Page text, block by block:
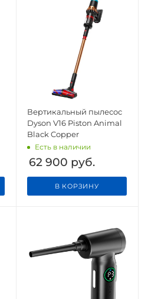
Вертикальный пылесос
Dyson V16 Piston Animal
Black Copper
Есть в наличии
62 900 руб.
В КОРЗИНУ